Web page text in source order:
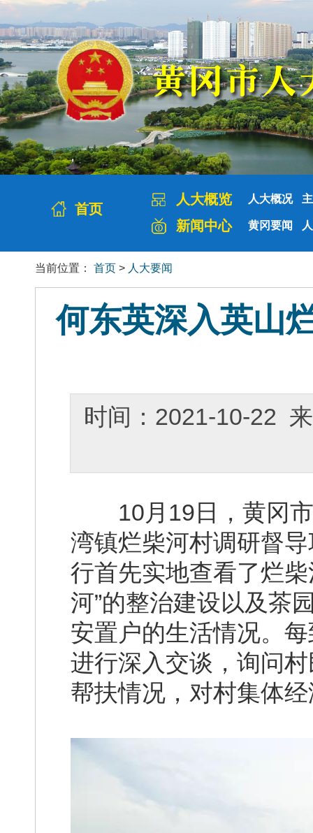
首页
人大概览 人大概况
新闻中心 黄冈要闻
当前位置： 首页 > 人大要闻
何东英深入英山
时间：2021-10-22
10月19日，黄冈市
湾镇烂柴河村调研督
行首先实地查看了烂
河”的整治建设以及茶
安置户的生活情况。
进行深入交谈，询问
帮扶情况，对村集体